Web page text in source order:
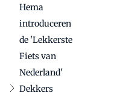
Hema
introduceren
de 'Lekkerste
Fiets van
Nederland'
Dekkers